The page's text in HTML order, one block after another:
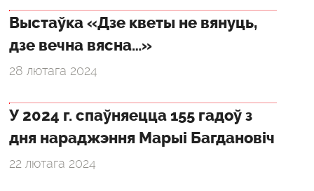
Выстаўка «Дзе кветы не вянуць,
дзе вечна вясна…»
28 лютага 2024
У 2024 г. спаўняецца 155 гадоў з
дня нараджэння Марыі Багдановіч
22 лютага 2024